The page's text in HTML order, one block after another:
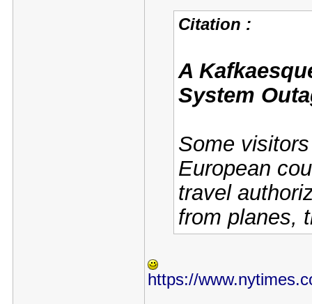
Citation :
A
System
Some
European
travel
from planes,
https://